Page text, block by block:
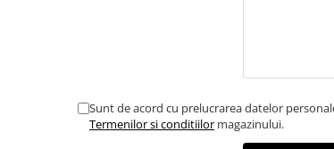
Sunt de acord cu prelucrarea datelor
Termenilor si conditiilor magazinului.